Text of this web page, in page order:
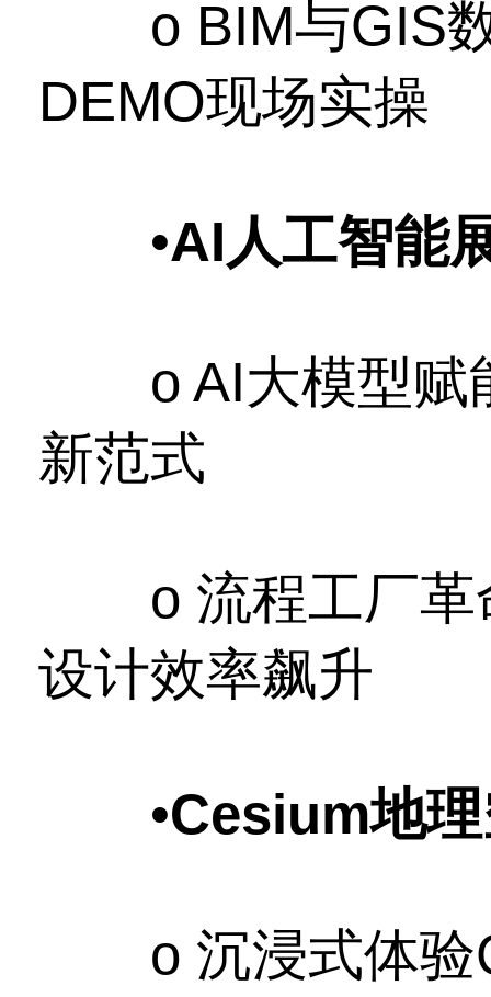
o BIM与GIS数
DEMO现场实操
•AI人工智能
o AI大模型赋
新范式
o 流程工厂革
设计效率飙升
•Cesium地
o 沉浸式体验